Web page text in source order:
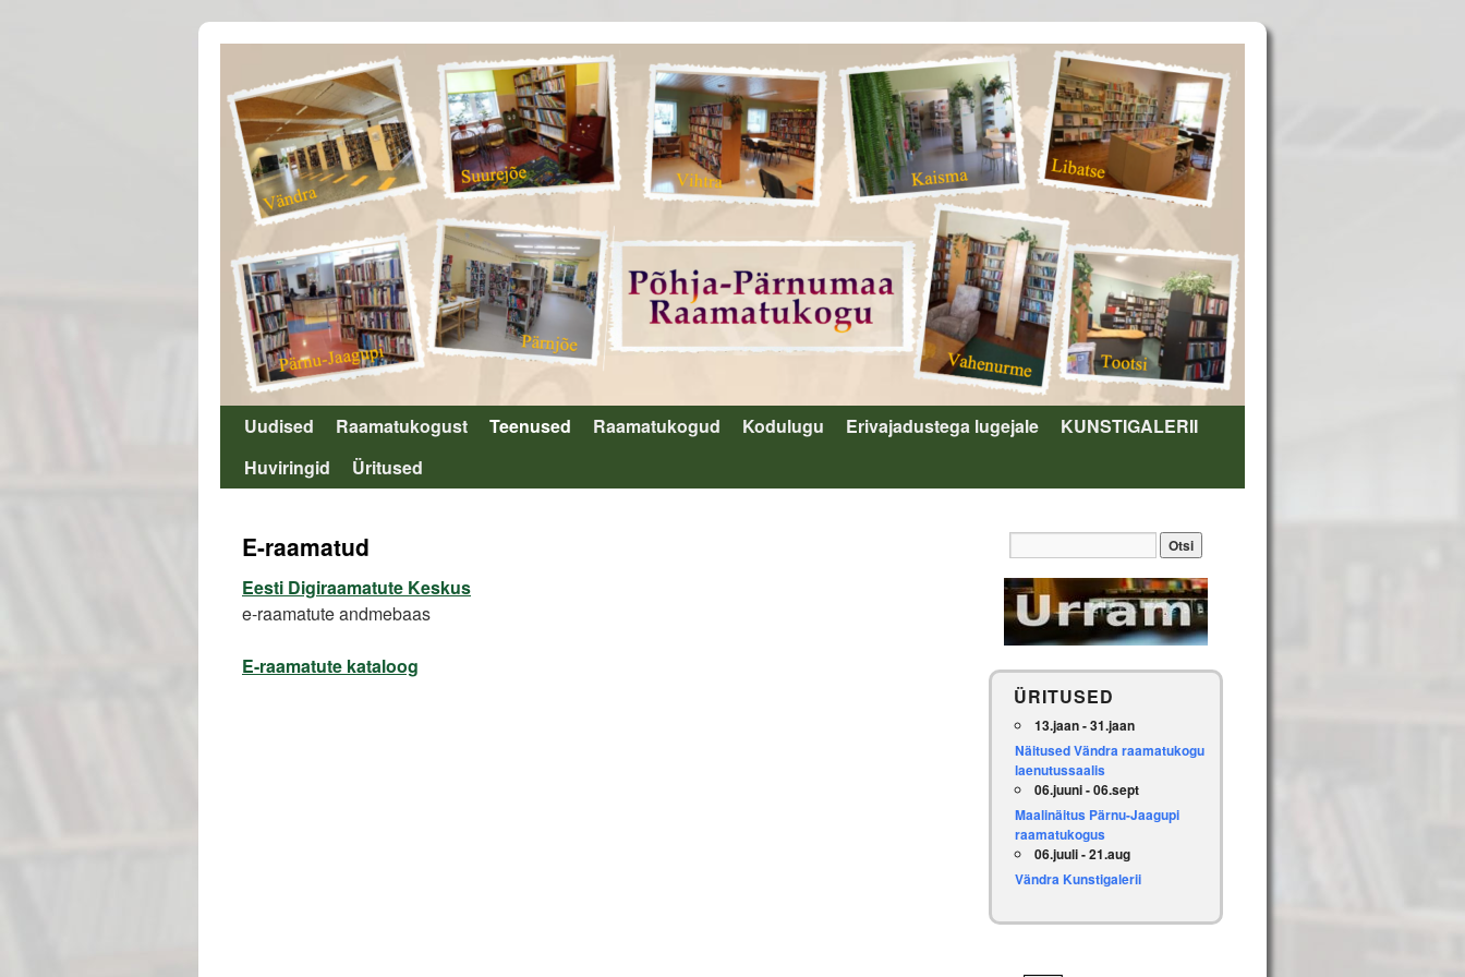
Liigu
sisu
Uudised Raamatukogust Teenused Raamatukogud Kodulugu Erivajadustega lugejale
KUNSTIGALERII
Huviringid
Üritused
E-raamatud
Eesti Digiraamatute Keskus
e-raamatute andmebaas
E-raamatute kataloog
ÜRITUSED
13.jaan - 31.jaan
Näitused Vändra raamatukogu
laenutussaalis
06.juuni - 06.sept
Maalinäitus Pärnu-Jaagupi
raamatukogus
06.juuli - 21.aug
Vändra Kunstigalerii